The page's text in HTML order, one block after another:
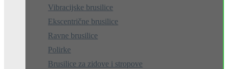
Vibracijske brusilice
Ekscentrične brusilice
Ravne brusilice
Polirke
Brusilice za zidove i stropove